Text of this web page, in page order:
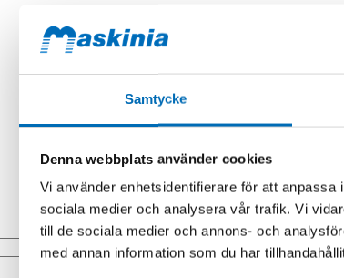
Samtycke
Denna webbplats använder cookies
Vi använder enhetsidentifierare för att
sociala medier och analysera vår trafik. Vi
till de sociala medier och annons- och
med annan information som du har